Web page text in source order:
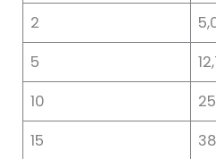
2
5
10
15